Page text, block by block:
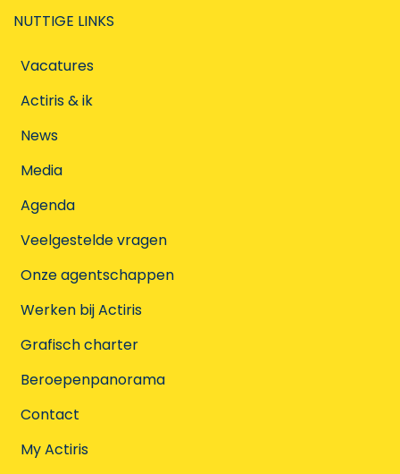
NUTTIGE LINKS
Vacatures
Actiris & ik
News
Media
Agenda
Veelgestelde vragen
Onze agentschappen
Werken bij Actiris
Grafisch charter
Beroepenpanorama
Contact
My Actiris